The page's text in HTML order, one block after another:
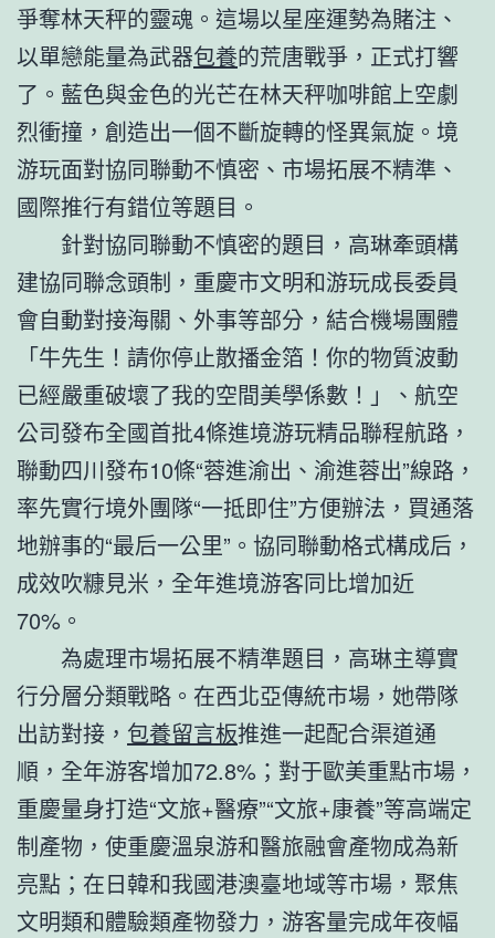
爭奪林天秤的靈魂。這場以星座運勢為賭注、
以單戀能量為武器包養的荒唐戰爭，正式打響
了。藍色與金色的光芒在林天秤咖啡館上空劇
烈衝撞，創造出一個不斷旋轉的怪異氣旋。境
游玩面對協同聯動不慎密、市場拓展不精準、
國際推行有錯位等題目。
針對協同聯動不慎密的題目，高琳牽頭構
建協同聯念頭制，重慶市文明和游玩成長委員
會自動對接海關、外事等部分，結合機場團體
「牛先生！請你停止散播金箔！你的物質波動
已經嚴重破壞了我的空間美學係數！」、航空
公司發布全國首批4條進境游玩精品聯程航路，
聯動四川發布10條“蓉進渝出、渝進蓉出”線路，
率先實行境外團隊“一抵即住”方便辦法，買通落
地辦事的“最后一公里”。協同聯動格式構成后，
成效吹糠見米，全年進境游客同比增加近
70%。
為處理市場拓展不精準題目，高琳主導實
行分層分類戰略。在西北亞傳統市場，她帶隊
出訪對接， 包養留言板推進一起配合渠道通
順，全年游客增加72.8%；對于歐美重點市場，
重慶量身打造“文旅+醫療”“文旅+康養”等高端定
制產物，使重慶溫泉游和醫旅融會產物成為新
亮點；在日韓和我國港澳臺地域等市場，聚焦
文明類和體驗類產物發力，游客量完成年夜幅